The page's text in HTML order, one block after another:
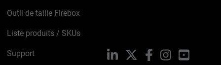
Outil de taille Firebox
Liste produits / SKUs
Support LinkedIn FacebookInstagramYouTube